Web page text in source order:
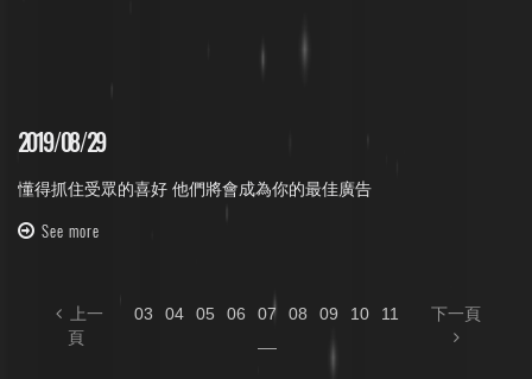
2019/08/29
懂得抓住受眾的喜好 他們將會成為你的最佳廣告
See more
上一
頁
03 04 05 06 07 08 09 10 11 下一頁